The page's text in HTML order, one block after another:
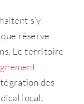
s’y
réserve
Le territoire
des
local,